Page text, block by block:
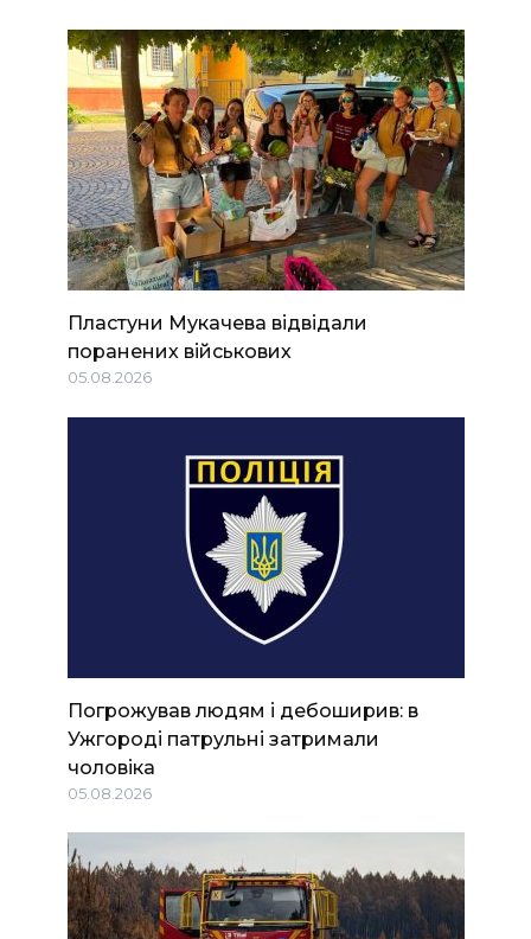
Пластуни Мукачева відвідали
поранених військових
05.08.2026
Погрожував людям і дебоширив: в
Ужгороді патрульні затримали
чоловіка
05.08.2026